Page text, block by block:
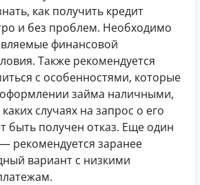
как получить кредит
и без проблем. Необходимо
финансовой
Также рекомендуется
с особенностями, которые
займа наличными,
случаях на запрос о его
быть получен отказ. Еще один
рекомендуется заранее
вариант с низкими